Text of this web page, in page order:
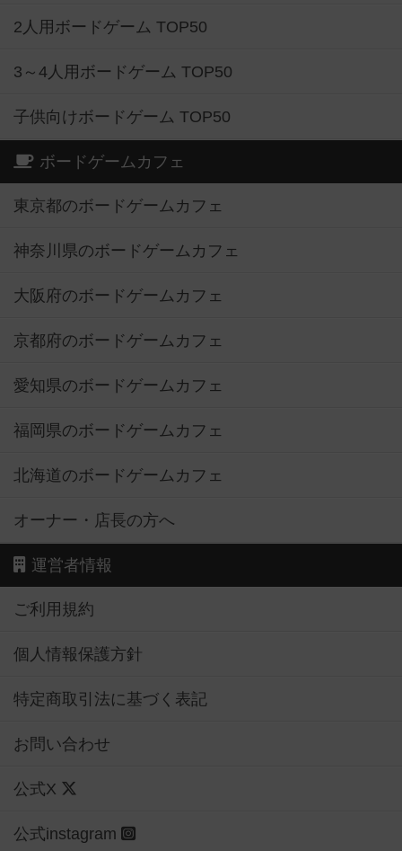
2人用ボードゲーム TOP50
3～4人用ボードゲーム TOP50
子供向けボードゲーム TOP50
ボードゲームカフェ
東京都のボードゲームカフェ
神奈川県のボードゲームカフェ
大阪府のボードゲームカフェ
京都府のボードゲームカフェ
愛知県のボードゲームカフェ
福岡県のボードゲームカフェ
北海道のボードゲームカフェ
オーナー・店長の方へ
運営者情報
ご利用規約
個人情報保護方針
特定商取引法に基づく表記
お問い合わせ
公式X
公式instagram